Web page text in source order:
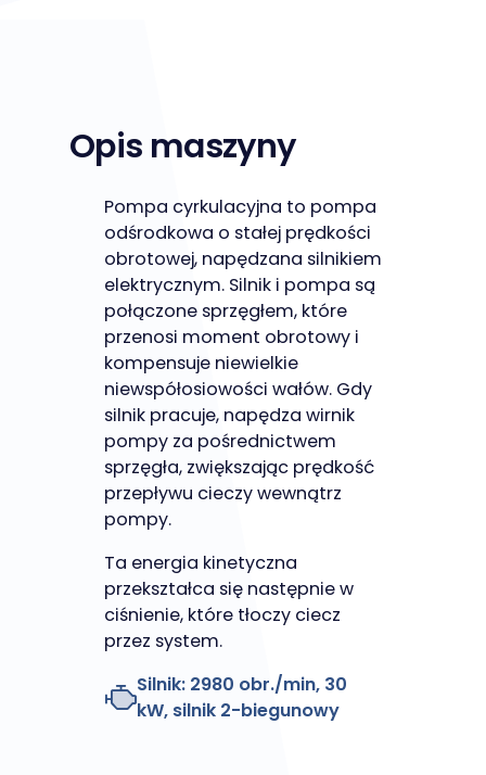
Opis maszyny
Pompa cyrkulacyjna to pompa
odśrodkowa o stałej prędkości
obrotowej, napędzana silnikiem
elektrycznym. Silnik i pompa są
połączone sprzęgłem, które
przenosi moment obrotowy i
kompensuje niewielkie
niewspółosiowości wałów. Gdy
silnik pracuje, napędza wirnik
pompy za pośrednictwem
sprzęgła, zwiększając prędkość
przepływu cieczy wewnątrz
pompy.
Ta energia kinetyczna
przekształca się następnie w
ciśnienie, które tłoczy ciecz
przez system.
Silnik: 2980 obr./min, 30
kW, silnik 2-biegunowy